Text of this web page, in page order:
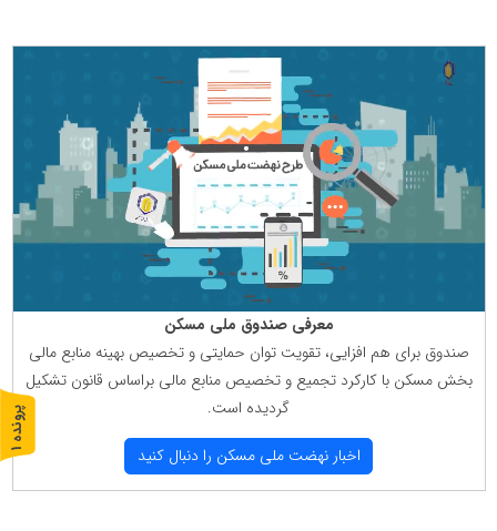
معرفی صندوق ملی مسكن
صندوق برای هم افزایی، تقویت توان حمایتی و تخصیص بهینه منابع مالی
بخش مسكن با كاركرد تجمیع و تخصیص منابع مالی براساس قانون تشكیل
گردیده است.
اخبار نهضت ملی مسكن را دنبال كنید
پ
ر
و
ن
د
ه
1